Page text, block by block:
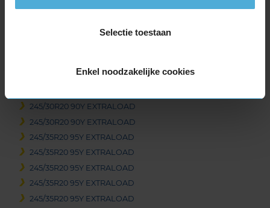
Selectie toestaan
Enkel noodzakelijke cookies
325/30R19 105Y EXTRALOAD
235/35R20 92Y EXTRALOAD
245/30R20 90Y EXTRALOAD
245/30R20 90Y EXTRALOAD
245/35R20 95Y EXTRALOAD
245/35R20 95Y EXTRALOAD
245/35R20 95Y EXTRALOAD
245/35R20 95Y EXTRALOAD
245/35R20 95Y EXTRALOAD